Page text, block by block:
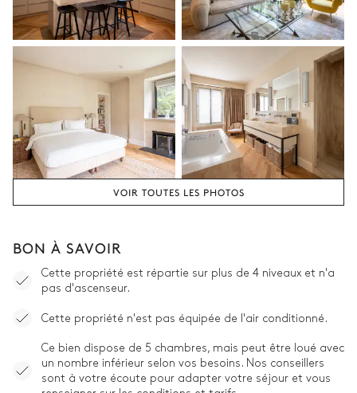
VOIR TOUTES LES PHOTOS
BON À SAVOIR
Cette propriété est répartie sur plus de 4 niveaux et n'a
pas d'ascenseur.
Cette propriété n'est pas équipée de l'air conditionné.
Ce bien dispose de 5 chambres, mais peut être loué avec
un nombre inférieur selon vos besoins. Nos conseillers
sont à votre écoute pour adapter votre séjour et vous